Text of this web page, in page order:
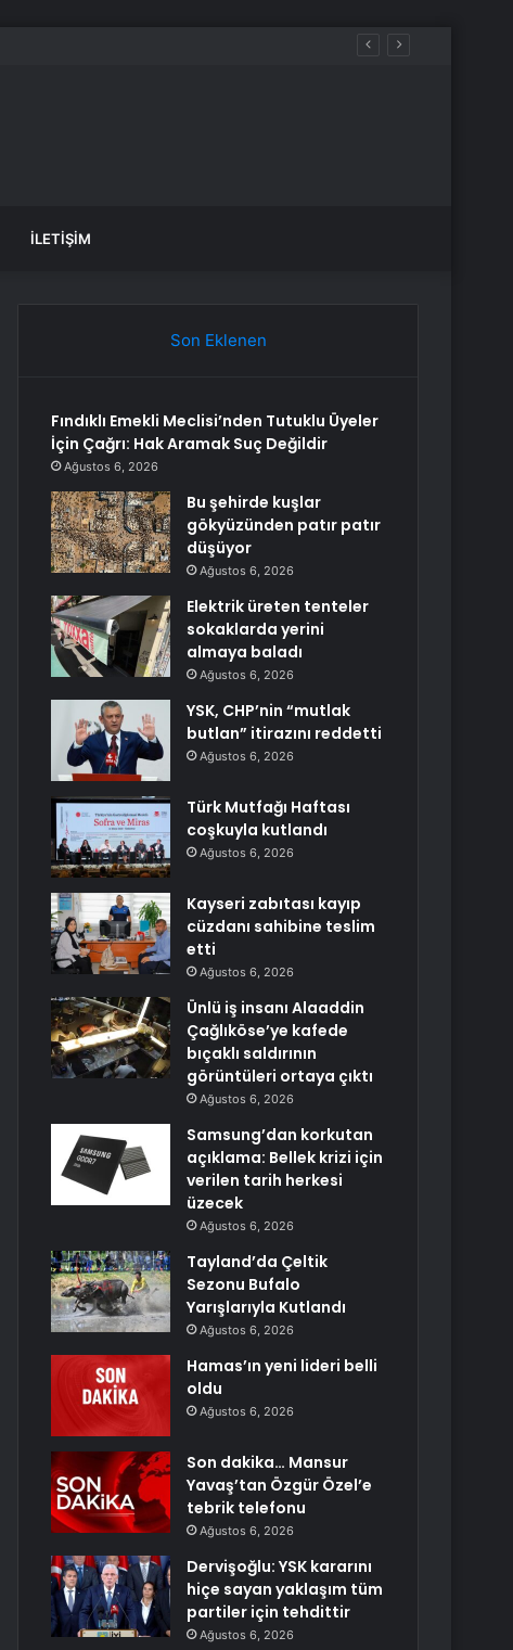
İLETIŞIM
Son Eklenen
Fındıklı Emekli Meclisi’nden Tutuklu Üyeler
İçin Çağrı: Hak Aramak Suç Değildir
Ağustos 6, 2026
Bu şehirde kuşlar
gökyüzünden patır patır
düşüyor
Ağustos 6, 2026
Elektrik üreten tenteler
sokaklarda yerini
almaya baladı
Ağustos 6, 2026
YSK, CHP’nin “mutlak
butlan” itirazını reddetti
Ağustos 6, 2026
Türk Mutfağı Haftası
coşkuyla kutlandı
Ağustos 6, 2026
Kayseri zabıtası kayıp
cüzdanı sahibine teslim
etti
Ağustos 6, 2026
Ünlü iş insanı Alaaddin
Çağlıköse’ye kafede
bıçaklı saldırının
görüntüleri ortaya çıktı
Ağustos 6, 2026
Samsung’dan korkutan
açıklama: Bellek krizi için
verilen tarih herkesi
üzecek
Ağustos 6, 2026
Tayland’da Çeltik
Sezonu Bufalo
Yarışlarıyla Kutlandı
Ağustos 6, 2026
Hamas’ın yeni lideri belli
oldu
Ağustos 6, 2026
Son dakika… Mansur
Yavaş’tan Özgür Özel’e
tebrik telefonu
Ağustos 6, 2026
Dervişoğlu: YSK kararını
hiçe sayan yaklaşım tüm
partiler için tehdittir
Ağustos 6, 2026